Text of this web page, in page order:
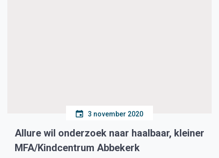
3 november 2020
Allure wil onderzoek naar haalbaar, kleiner
MFA/Kindcentrum Abbekerk